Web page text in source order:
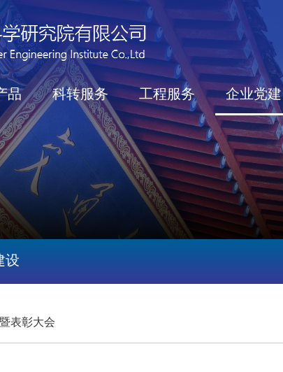
品 科转服务 工程服务 企业党建
设
表彰大会